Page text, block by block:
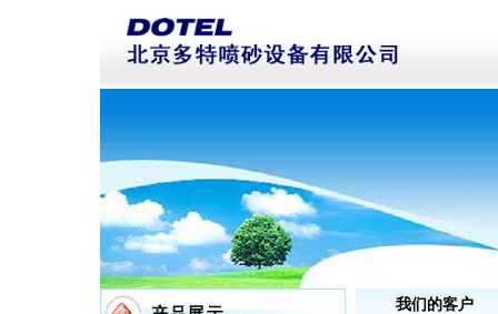
我们的客户